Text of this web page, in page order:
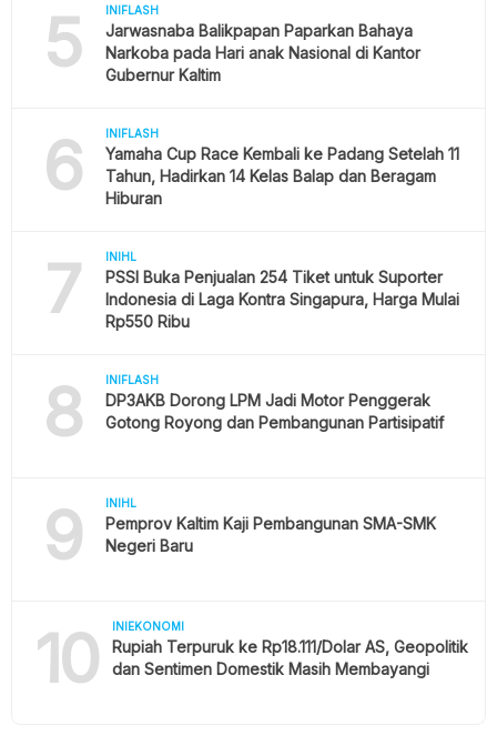
5 INIFLASH
Jarwasnaba Balikpapan Paparkan Bahaya
Narkoba pada Hari anak Nasional di Kantor
Gubernur Kaltim
6 INIFLASH
Yamaha Cup Race Kembali ke Padang Setelah 11
Tahun, Hadirkan 14 Kelas Balap dan Beragam
Hiburan
7 INIHL
PSSI Buka Penjualan 254 Tiket untuk Suporter
Indonesia di Laga Kontra Singapura, Harga Mulai
Rp550 Ribu
8 INIFLASH
DP3AKB Dorong LPM Jadi Motor Penggerak
Gotong Royong dan Pembangunan Partisipatif
9 INIHL
Pemprov Kaltim Kaji Pembangunan SMA-SMK
Negeri Baru
10 INIEKONOMI
Rupiah Terpuruk ke Rp18.111/Dolar AS, Geopolitik
dan Sentimen Domestik Masih Membayangi